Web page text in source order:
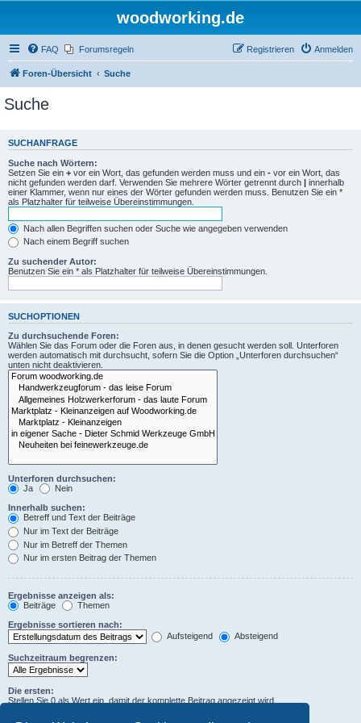
woodworking.de
FAQ Forumsregeln Anmelden
Registrieren
Foren-Übersicht Suche
Suche
SUCHANFRAGE
Suche nach Wörtern:
Setzen Sie ein + vor ein Wort, das gefunden werden muss und ein - vor ein Wort, das
nicht gefunden werden darf. Verwenden Sie mehrere Wörter getrennt durch | innerhalb
einer Klammer, wenn nur eines der Wörter gefunden werden muss. Benutzen Sie ein *
als Platzhalter für teilweise Übereinstimmungen.
Nach allen Begriffen suchen oder Suche wie angegeben verwenden
Nach einem Begriff suchen
Zu suchender Autor:
Benutzen Sie ein * als Platzhalter für teilweise Übereinstimmungen.
SUCHOPTIONEN
Zu durchsuchende Foren:
Wählen Sie das Forum oder die Foren aus, in denen gesucht werden soll. Unterforen
werden automatisch mit durchsucht, sofern Sie die Option „Unterforen durchsuchen“
unten nicht deaktivieren.
Unterforen durchsuchen:
Ja
Nein
Innerhalb suchen:
Betreff und Text der Beiträge
Nur im Text der Beiträge
Nur im Betreff der Themen
Nur im ersten Beitrag der Themen
Ergebnisse anzeigen als:
Beiträge
Themen
Ergebnisse sortieren nach:
Aufsteigend
Absteigend
Suchzeitraum begrenzen:
Die ersten:
Stellen Sie 0 als Wert ein, damit der komplette Beitrag angezeigt wird.